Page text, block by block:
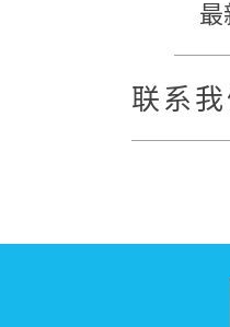
最
联系我